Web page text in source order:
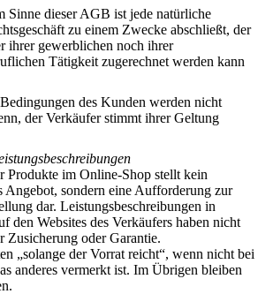
Sinne dieser AGB ist jede natürliche
zu einem Zwecke abschließt, der
ihrer gewerblichen noch ihrer
Tätigkeit zugerechnet werden kann
des Kunden werden nicht
der Verkäufer stimmt ihrer Geltung
Produkte im Online-Shop stellt kein
Angebot, sondern eine Aufforderung zur
dar. Leistungsbeschreibungen in
den Websites des Verkäufers haben nicht
Zusicherung oder Garantie.
„solange der Vorrat reicht“, wenn nicht bei
anderes vermerkt ist. Im Übrigen bleiben